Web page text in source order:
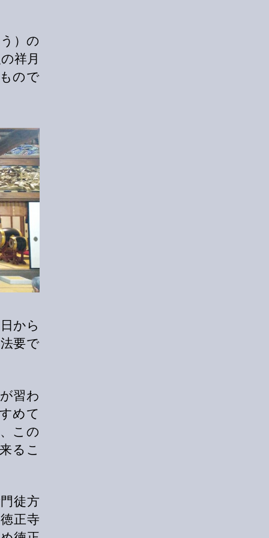
）の
祥月
ので
から
要で
習わ
めて
この
るこ
徒方
正寺